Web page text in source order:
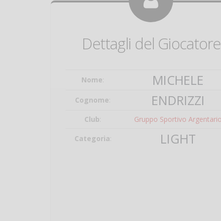
Dettagli del Giocatore
Nome: MICHELE
Cognome: ENDRIZZI
Club: Gruppo Sportivo
Categoria: LIGHT